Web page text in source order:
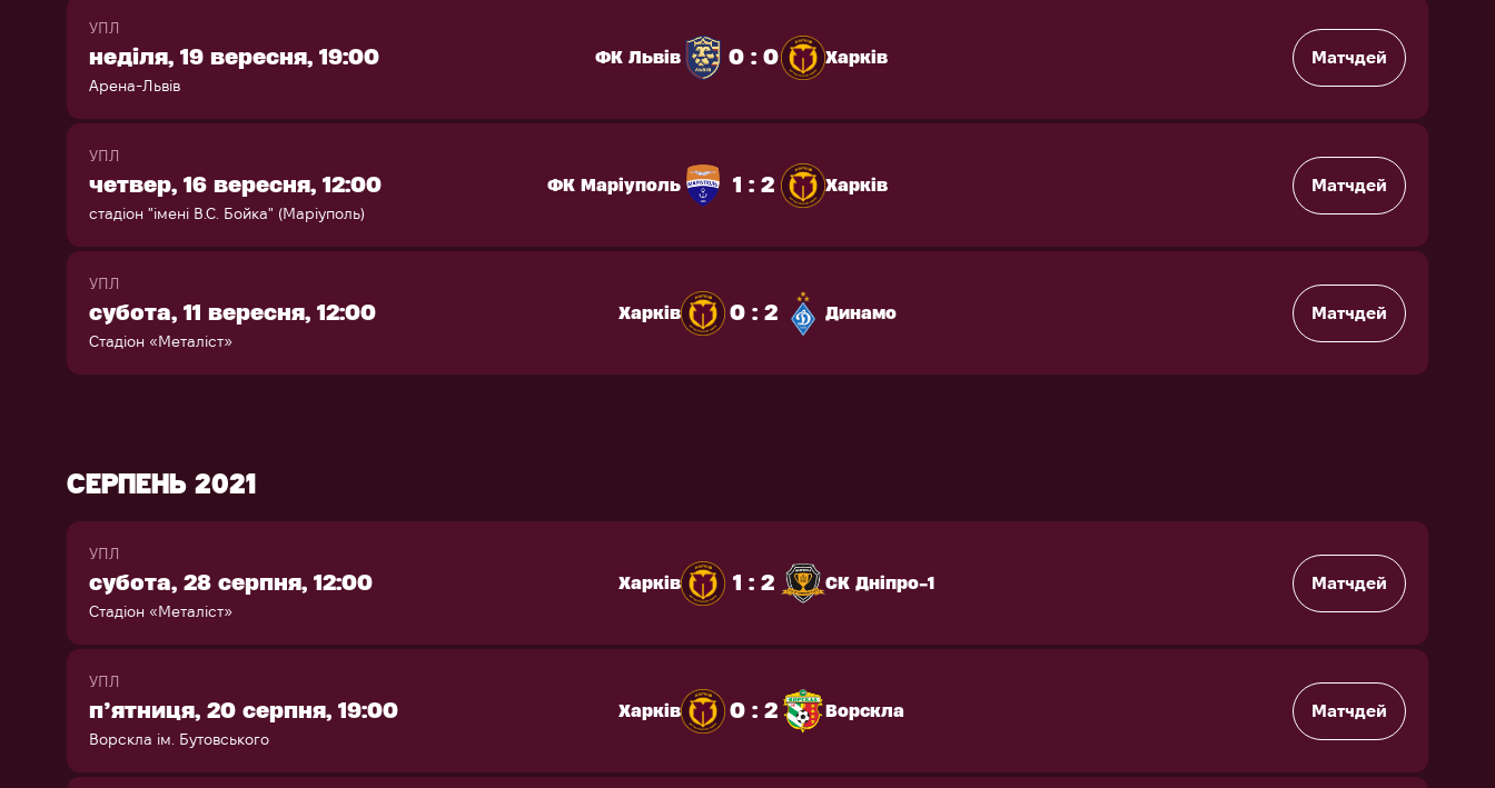
УПЛ
неділя, 19 вересня, 19:00
Арена-Львів
ФК Львів 0 : 0 Харків Матчдей
УПЛ
четвер, 16 вересня, 12:00
стадіон "імені В.С. Бойка" (Маріуполь)
ФК Маріуполь 1 : 2 Харків Матчдей
УПЛ
субота, 11 вересня, 12:00
Стадіон «Металіст»
Харків 0 : 2 Динамо Матчдей
СЕРПЕНЬ 2021
УПЛ
субота, 28 серпня, 12:00
Стадіон «Металіст»
Харків 1 : 2 СК Дніпро-1 Матчдей
УПЛ
п’ятниця, 20 серпня, 19:00
Ворскла ім. Бутовського
Харків 0 : 2 Ворскла Матчдей